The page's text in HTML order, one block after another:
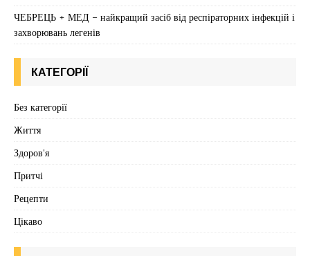
ЧЕБРЕЦЬ + МЕД – найкращий засіб від респіраторних інфекцій і
захворювань легенів
КАТЕГОРІЇ
Без категорії
Життя
Здоров'я
Притчі
Рецепти
Цікаво